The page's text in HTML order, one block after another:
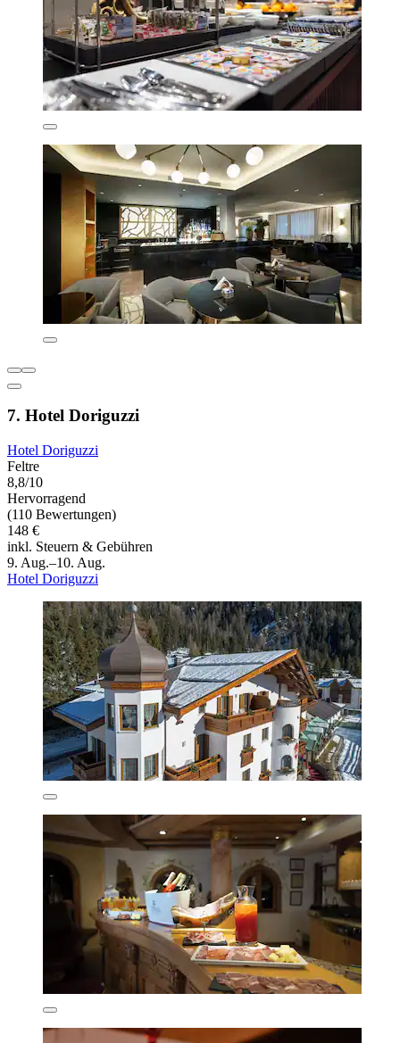
7. Hotel Doriguzzi
Hotel Doriguzzi
Feltre
8,8/10
Hervorragend
(110 Bewertungen)
148 €
inkl. Steuern & Gebühren
9. Aug.–10. Aug.
Hotel Doriguzzi